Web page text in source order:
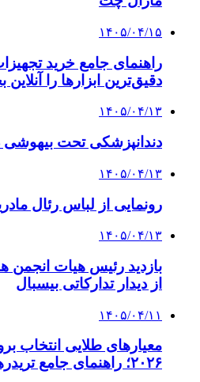
۱۴۰۵/۰۴/۱۵
راهنمای جامع خرید
دقیق‌ترین ابزارها را آنلاین
۱۴۰۵/۰۴/۱۳
دندانپزشکی تحت
۱۴۰۵/۰۴/۱۳
رونمایی از لباس رئال مادرید ۲۰۲۷ | نقد و
۱۴۰۵/۰۴/۱۳
بازدید رئیس هیات انجمن
از دیدار تدارکاتی بیسبال
۱۴۰۵/۰۴/۱۱
معیارهای طلایی انتخاب
۲۰۲۶؛ راهنمای جامع تریدرهای حرفه‌ای